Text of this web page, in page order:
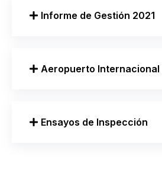
Informe de Gestión 2021
Aeropuerto Internacional
Ensayos de Inspección